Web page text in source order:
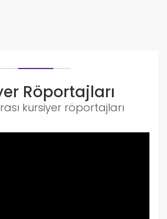
Röportajları
kursiyer röportajları